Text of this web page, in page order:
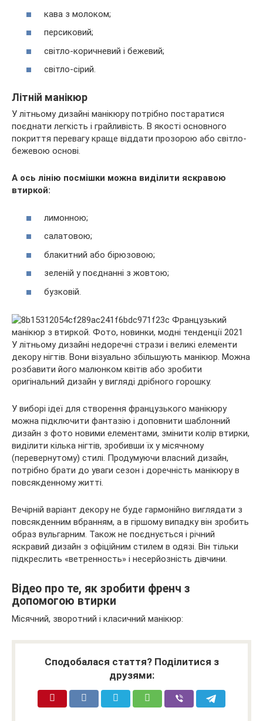
кава з молоком;
персиковий;
світло-коричневий і бежевий;
світло-сірий.
Літній манікюр
У літньому дизайні манікюру потрібно постаратися
поєднати легкість і грайливість. В якості основного
покриття перевагу краще віддати прозорою або світло-
бежевою основі.
А ось лінію посмішки можна виділити яскравою
втиркой:
лимонною;
салатовою;
блакитний або бірюзовою;
зеленій у поєднанні з жовтою;
бузковій.
У літньому дизайні недоречні стрази і великі елементи
декору нігтів. Вони візуально збільшують манікюр. Можна
розбавити його малюнком квітів або зробити
оригінальний дизайн у вигляді дрібного горошку.
У виборі ідеї для створення французького манікюру
можна підключити фантазію і доповнити шаблонний
дизайн з фото новими елементами, змінити колір втирки,
виділити кілька нігтів, зробивши їх у місячному
(перевернутому) стилі. Продумуючи власний дизайн,
потрібно брати до уваги сезон і доречність манікюру в
повсякденному житті.
Вечірній варіант декору не буде гармонійно виглядати з
повсякденним вбранням, а в гіршому випадку він зробить
образ вульгарним. Також не поєднується і річний
яскравий дизайн з офіційним стилем в одязі. Він тільки
підкреслить «ветренность» і несерйозність дівчини.
Відео про те, як зробити френч з
допомогою втирки
Місячний, зворотний і класичний манікюр:
Сподобалася стаття? Поділитися з
друзями: